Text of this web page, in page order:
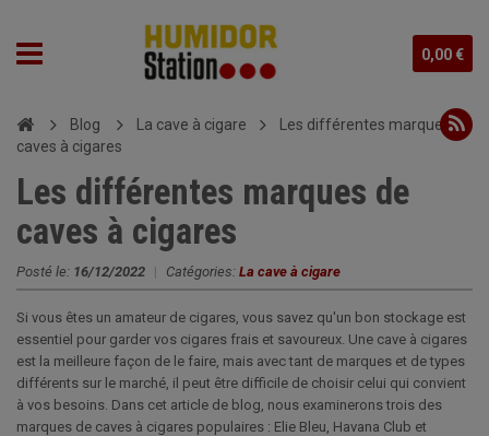
0,00 €
Blog La cave à cigare
Les différentes marques de
caves à cigares
Les différentes marques de
caves à cigares
Posté le: 16/12/2022 | Catégories: La cave à cigare
Si vous êtes un amateur de cigares, vous savez qu'un bon stockage est
essentiel pour garder vos cigares frais et savoureux. Une cave à cigares
est la meilleure façon de le faire, mais avec tant de marques et de types
différents sur le marché, il peut être difficile de choisir celui qui convient
à vos besoins. Dans cet article de blog, nous examinerons trois des
marques de caves à cigares populaires : Elie Bleu, Havana Club et